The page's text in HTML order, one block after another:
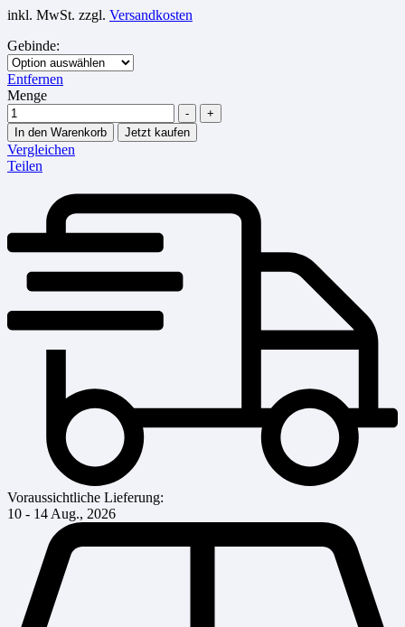
inkl. MwSt. zzgl. Versandkosten
Gebinde:
Entfernen
Menge
-
+
In den Warenkorb
Jetzt kaufen
Vergleichen
Teilen
Voraussichtliche Lieferung:
10 - 14 Aug., 2026